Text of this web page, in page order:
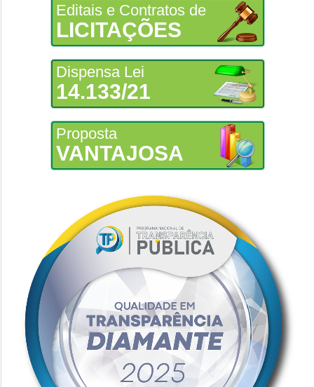
Editais e Contratos de
LICITAÇÕES
Dispensa Lei
14.133/21
Proposta
VANTAJOSA